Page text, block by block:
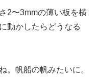
2〜3mmの薄い板を横
動かしたらどうなる
。帆船の帆みたいに。